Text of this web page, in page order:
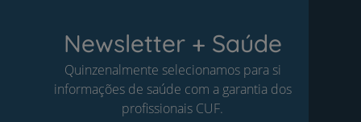
Newsletter + Saúde
Quinzenalmente selecionamos para si
informações de saúde com a garantia dos
profissionais CUF.